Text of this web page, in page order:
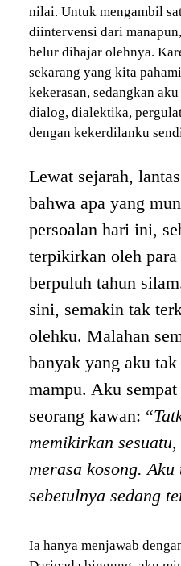
nilai. Untuk mengambil
diintervensi dari
belur dihajar olehnya.
sekarang yang kita
kekerasan, sedangkan
dialog, dialektika,
dengan kekerdilanku
Lewat sejarah,
bahwa apa yang
persoalan hari ini,
terpikirkan oleh
berpuluh tahun
sini, semakin tak
olehku. Malahan
banyak yang aku
mampu. Aku
seorang kawan: “
memikirkan
merasa kosong.
sebetulnya sedang
Ia hanya menjawab